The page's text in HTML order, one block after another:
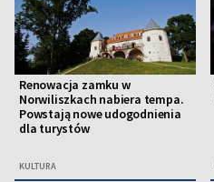
Renowacja zamku w
Norwiliszkach nabiera tempa.
Powstają nowe udogodnienia
dla turystów
KULTURA